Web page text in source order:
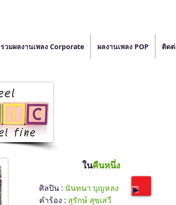
รวมผลงานเพลง Corporate ผลงานเพลง POP ติดต่
ในคืนหนึ่ง
ศิลปิน : นันทนา บุญหลง
คำร้อง : สุรักษ์ สุขเสวี